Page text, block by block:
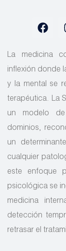
La medicina
inflexión donde
y la mental se
terapéutica. La
un modelo
dominios,
un
cualquier
este enfoque
psicológica se
medicina
detección
retrasar el